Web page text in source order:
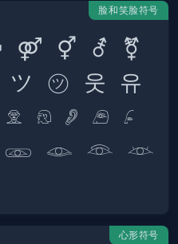
脸和笑脸符号
⚤ ⚥ ⚦ ⚧
㋡ 웃 유
𓁼 𓁻 𓁺
心形符号